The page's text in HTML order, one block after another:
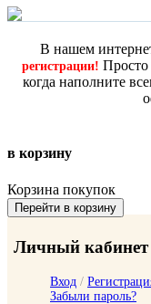
В нашем
регистрации! Просто
когда наполните
в корзину
Корзина покупок
Перейти в корзину
Личный кабинет
Вход /
Забыли пароль?